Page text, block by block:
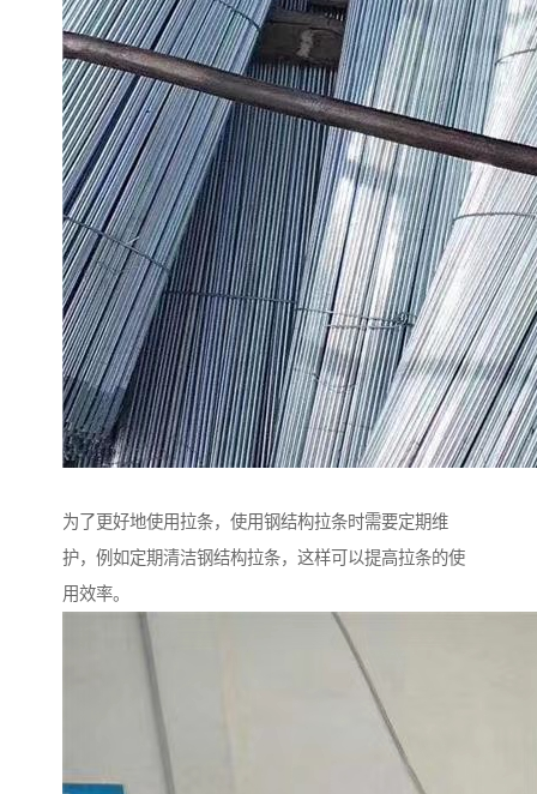
为了更好地使用拉条，使用钢结构拉条时需要定期维
护，例如定期清洁钢结构拉条，这样可以提高拉条的使
用效率。